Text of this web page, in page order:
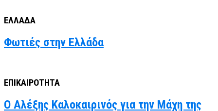
ΕΛΛΑΔΑ
Φωτιές στην Ελλάδα
ΕΠΙΚΑΙΡΟΤΗΤΑ
Ο Αλέξης Καλοκαιρινός για την Μάχη της